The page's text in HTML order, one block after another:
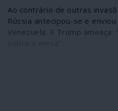
Ao contrário de outras
Rússia antecipou-se e
Venezuela. E Trump